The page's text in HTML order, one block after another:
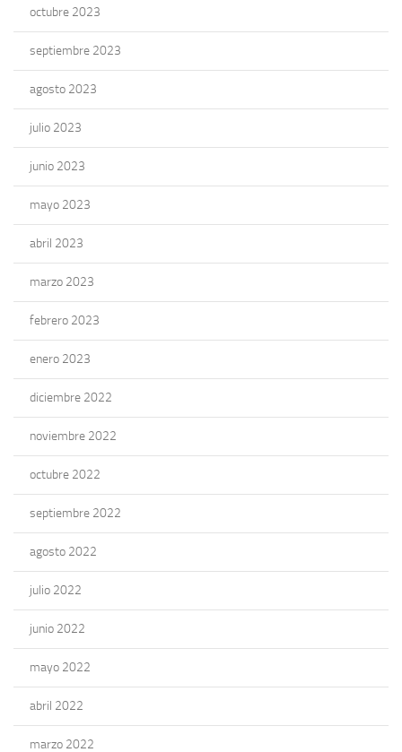
octubre 2023
septiembre 2023
agosto 2023
julio 2023
junio 2023
mayo 2023
abril 2023
marzo 2023
febrero 2023
enero 2023
diciembre 2022
noviembre 2022
octubre 2022
septiembre 2022
agosto 2022
julio 2022
junio 2022
mayo 2022
abril 2022
marzo 2022